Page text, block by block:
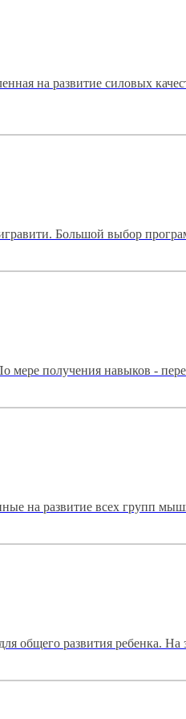
на развитие силовых
Большой выбор
мере получения навыков -
на развитие всех групп
общего развития ребенка.